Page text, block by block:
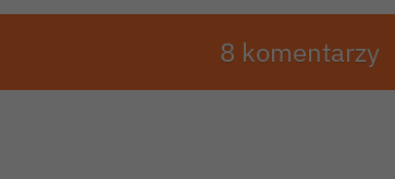
8 komentarzy